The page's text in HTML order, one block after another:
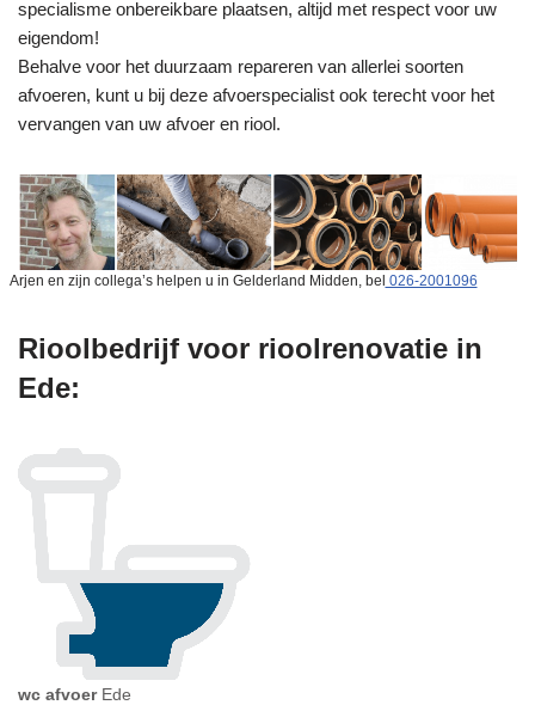
specialisme onbereikbare plaatsen, altijd met respect voor uw
eigendom!
Behalve voor het duurzaam repareren van allerlei soorten
afvoeren, kunt u bij deze afvoerspecialist ook terecht voor het
vervangen van uw afvoer en riool.
Arjen en zijn collega’s helpen u in Gelderland Midden, bel 026-2001096
Rioolbedrijf voor rioolrenovatie in
Ede:
wc afvoer Ede